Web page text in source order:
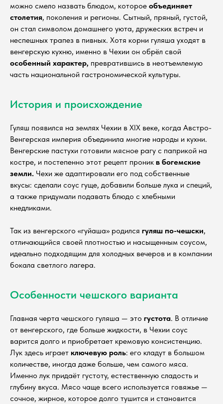
можно смело назвать блюдом, которое объединяет
столетия, поколения и регионы. Сытный, пряный, густой,
он стал символом домашнего уюта, дружеских встреч и
неспешных трапез в пивных. Хотя корни гуляша уходят в
венгерскую кухню, именно в Чехии он обрёл свой
особенный характер, превратившись в неотъемлемую
часть национальной гастрономической культуры.
История и происхождение
Гуляш появился на землях Чехии в XIX веке, когда Австро-
Венгерская империя объединила многие народы и кухни.
Венгерские пастухи готовили мясное рагу с паприкой на
костре, и постепенно этот рецепт проник в богемские
земли. Чехи же адаптировали его под собственные
вкусы: сделали соус гуще, добавили больше лука и специй,
а также придумали подавать блюдо с хлебными
кнедликами.
Так из венгерского «гуйаша» родился гуляш по-чешски,
отличающийся своей плотностью и насыщенным соусом,
идеально подходящим для холодных вечеров и в компании
бокала светлого лагера.
Особенности чешского варианта
Главная черта чешского гуляша — это густота. В отличие
от венгерского, где больше жидкости, в Чехии соус
варится долго и приобретает кремовую консистенцию.
Лук здесь играет ключевую роль: его кладут в большом
количестве, иногда даже больше, чем самого мяса.
Именно лук придаёт густоту, естественную сладость и
глубину вкуса. Мясо чаще всего используется говяжье —
сочное, жирное, которое долго тушится и становится